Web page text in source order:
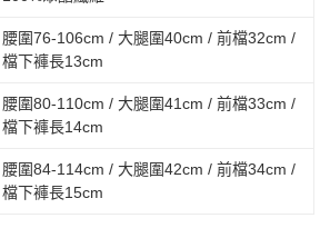
腰圍76-106cm / 大腿圍40cm / 前檔32cm /
檔下褲長13cm
腰圍80-110cm / 大腿圍41cm / 前檔33cm /
檔下褲長14cm
腰圍84-114cm / 大腿圍42cm / 前檔34cm /
檔下褲長15cm